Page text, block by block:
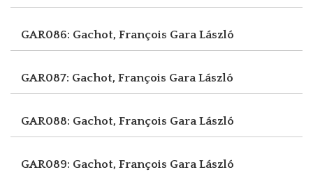
GAR086: Gachot, François Gara László
GAR087: Gachot, François Gara László
GAR088: Gachot, François Gara László
GAR089: Gachot, François Gara László